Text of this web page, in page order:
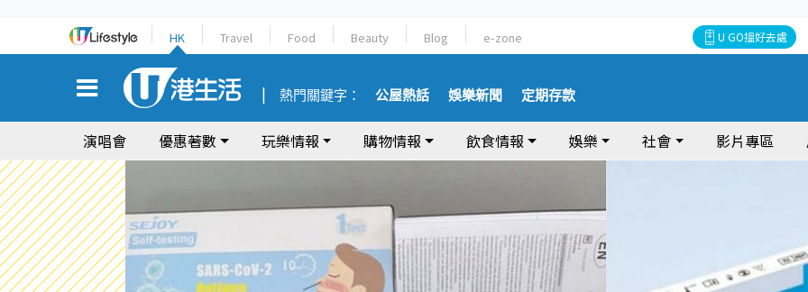
HK Travel Food Beauty Blog e-zone U GO搵好去處
熱門關鍵字： 公屋熱話 娛樂新聞 定期存款
演唱會 優惠著數 玩樂情報 購物情報 飲食情報 娛樂 社會 影片專區